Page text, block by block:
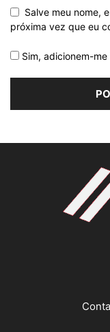
Salve meu nome,
próxima vez que eu
Sim, adicionem-me